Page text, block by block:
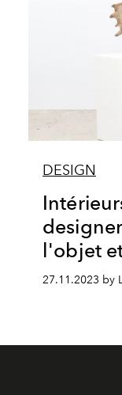
DESIGN
l'objet
27.11.2023 by